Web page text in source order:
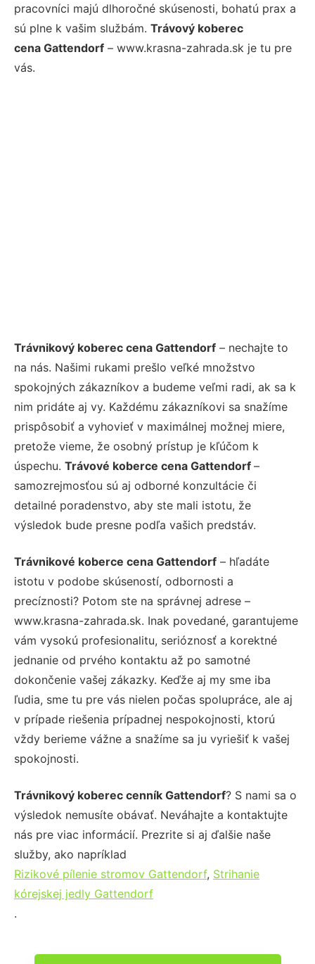
pracovníci majú dlhoročné skúsenosti, bohatú prax a
sú plne k vašim službám. Trávový koberec
cena Gattendorf – www.krasna-zahrada.sk je tu pre
vás.
Trávnikový koberec cena Gattendorf – nechajte to
na nás. Našimi rukami prešlo veľké množstvo
spokojných zákazníkov a budeme veľmi radi, ak sa k
nim pridáte aj vy. Každému zákazníkovi sa snažíme
prispôsobiť a vyhovieť v maximálnej možnej miere,
pretože vieme, že osobný prístup je kľúčom k
úspechu. Trávové koberce cena Gattendorf –
samozrejmosťou sú aj odborné konzultácie či
detailné poradenstvo, aby ste mali istotu, že
výsledok bude presne podľa vašich predstáv.
Trávnikové koberce cena Gattendorf – hľadáte
istotu v podobe skúseností, odbornosti a
precíznosti? Potom ste na správnej adrese –
www.krasna-zahrada.sk. Inak povedané, garantujeme
vám vysokú profesionalitu, serióznosť a korektné
jednanie od prvého kontaktu až po samotné
dokončenie vašej zákazky. Keďže aj my sme iba
ľudia, sme tu pre vás nielen počas spolupráce, ale aj
v prípade riešenia prípadnej nespokojnosti, ktorú
vždy berieme vážne a snažíme sa ju vyriešiť k vašej
spokojnosti.
Trávnikový koberec cenník Gattendorf? S nami sa o
výsledok nemusíte obávať. Neváhajte a kontaktujte
nás pre viac informácií. Prezrite si aj ďalšie naše
služby, ako napríklad
Rizikové pílenie stromov Gattendorf, Strihanie
kórejskej jedly Gattendorf
.